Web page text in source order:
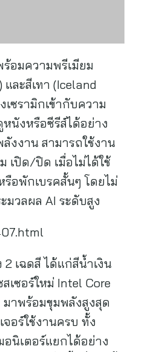
ร้อมความพรีเมียม
ละสีเทา (Iceland
เซรามิกเข้ากับความ
นังหรือซีรีส์ได้อย่าง
งงาน สามารถใช้งาน
เปิด/ปิด เมื่อไม่ได้ใช้
อพักเบรคสั้นๆ โดยไม่
มวลผล AI ระดับสูง
เฉดสี ได้แก่สีน้ำเงิน
เซอร์ใหม่ Intel Core
มาพร้อมขุมพลังสูงสุด
อร์ใช้งานครบ ทั้ง
นิเตอร์แยกได้อย่าง